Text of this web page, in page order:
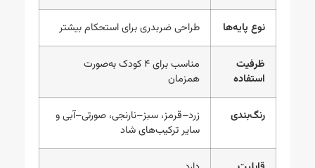
نوع پایه‌ها طراحی ضربدری برای استحکام بیشتر
مناسب برای ۴ کودک به‌صورت
همزمان
زرد–قرمز، سبز–نارنجی، صورتی–آبی و
سایر ترکیب‌های شاد